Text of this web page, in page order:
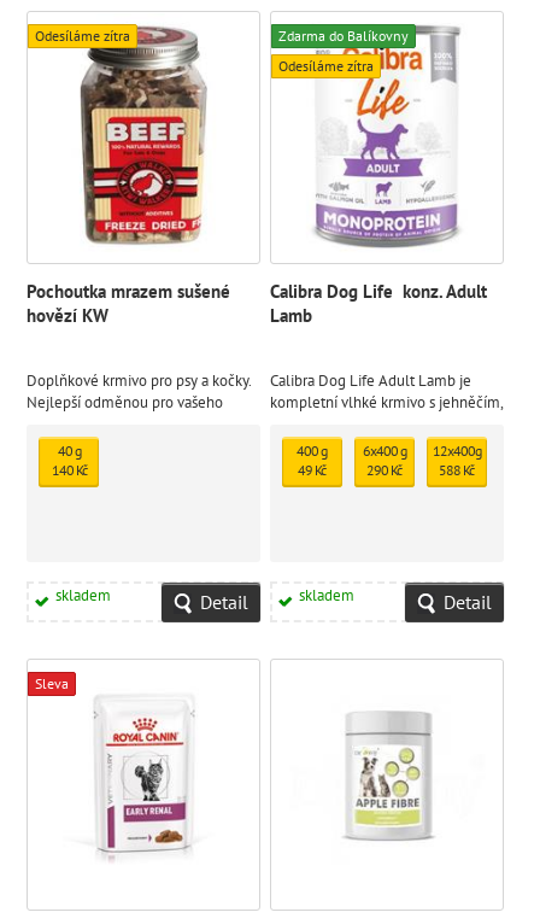
Odesíláme zítra
Pochoutka mrazem sušené
hovězí KW
Doplňkové krmivo pro psy a kočky.
Nejlepší odměnou pro vašeho
mrazem sušený pamlsek
40 g
140 Kč
skladem Detail
Zdarma do Balíkovny
Odesíláme zítra
Calibra Dog Life konz. Adult
Lamb
Calibra Dog Life Adult Lamb je
kompletní vlhké krmivo s jehněčím,
Monoproteinová receptura je bez
lepku a je sestavena z omezeného
počtu ingrediencí ze 100%
400 g
49 Kč
6x400 g
290 Kč
12x400g
588 Kč
skladem Detail
Sleva